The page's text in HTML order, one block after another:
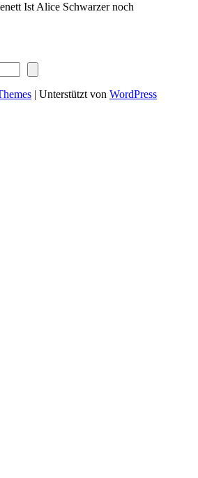
Ist Alice Schwarzer noch
| Unterstützt von WordPress